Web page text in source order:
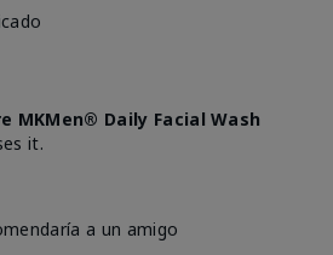
MKMen® Daily Facial Wash
it.
a un amigo